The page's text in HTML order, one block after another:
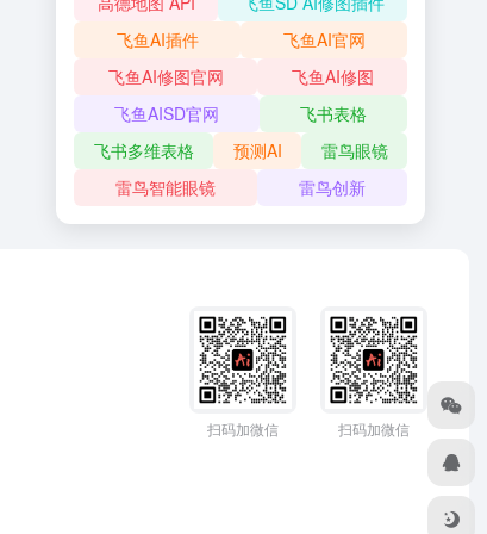
飞鱼AI插件
飞鱼AI官网
飞鱼AI修图官网
飞鱼AI修图
飞鱼AISD官网
飞书表格
飞书多维表格
预测AI
雷鸟眼镜
雷鸟智能眼镜
雷鸟创新
扫码加微信 扫码加微信